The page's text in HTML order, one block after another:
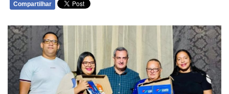
Compartilhar